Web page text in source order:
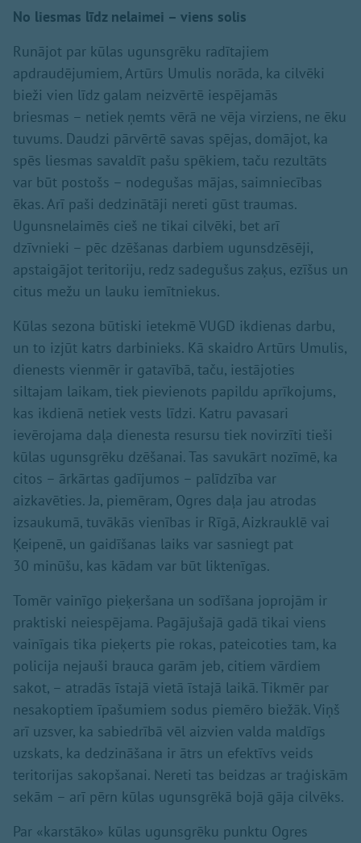
No liesmas līdz nelaimei – viens solis
Runājot par kūlas ugunsgrēku radītajiem
apdraudējumiem, Artūrs Umulis norāda, ka cilvēki
bieži vien līdz galam neizvērtē iespējamās
briesmas – netiek ņemts vērā ne vēja virziens, ne ēku
tuvums. Daudzi pārvērtē savas spējas, domājot, ka
spēs liesmas savaldīt pašu spēkiem, taču rezultāts
var būt postošs – nodegušas mājas, saimniecības
ēkas. Arī paši dedzinātāji nereti gūst traumas.
Ugunsnelaimēs cieš ne tikai cilvēki, bet arī
dzīvnieki – pēc dzēšanas darbiem ugunsdzēsēji,
apstaigājot teritoriju, redz sadegušus zaķus, ezīšus un
citus mežu un lauku iemītniekus.
Kūlas sezona būtiski ietekmē VUGD ikdienas darbu,
un to izjūt katrs darbinieks. Kā skaidro Artūrs Umulis,
dienests vienmēr ir gatavībā, taču, iestājoties
siltajam laikam, tiek pievienots papildu aprīkojums,
kas ikdienā netiek vests līdzi. Katru pavasari
ievērojama daļa dienesta resursu tiek novirzīti tieši
kūlas ugunsgrēku dzēšanai. Tas savukārt nozīmē, ka
citos – ārkārtas gadījumos – palīdzība var
aizkavēties. Ja, piemēram, Ogres daļa jau atrodas
izsaukumā, tuvākās vienības ir Rīgā, Aizkrauklē vai
Ķeipenē, un gaidīšanas laiks var sasniegt pat
30 minūšu, kas kādam var būt liktenīgas.
Tomēr vainīgo pieķeršana un sodīšana joprojām ir
praktiski neiespējama. Pagājušajā gadā tikai viens
vainīgais tika pieķerts pie rokas, pateicoties tam, ka
policija nejauši brauca garām jeb, citiem vārdiem
sakot, – atradās īstajā vietā īstajā laikā. Tikmēr par
nesakoptiem īpašumiem sodus piemēro biežāk. Viņš
arī uzsver, ka sabiedrībā vēl aizvien valda maldīgs
uzskats, ka dedzināšana ir ātrs un efektīvs veids
teritorijas sakopšanai. Nereti tas beidzas ar traģiskām
sekām – arī pērn kūlas ugunsgrēkā bojā gāja cilvēks.
Par «karstāko» kūlas ugunsgrēku punktu Ogres